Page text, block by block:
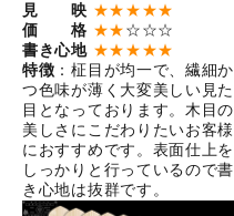
見 映 ★★★★★
価 格 ★★ ☆☆☆
書き心地 ★★★★★
特徴 ：柾目が均一で、繊細か
つ色味が薄く大変美しい見た
目となっております。木目の
美しさにこだわりたいお客様
におすすめです。表面仕上を
しっかりと行っているので書
き心地は抜群です。